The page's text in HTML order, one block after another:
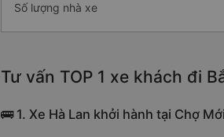
Số lượng nhà xe
Tư vấn TOP 1 xe khách đi
🚌 1. Xe Hà Lan khởi hành tại Chợ Mới